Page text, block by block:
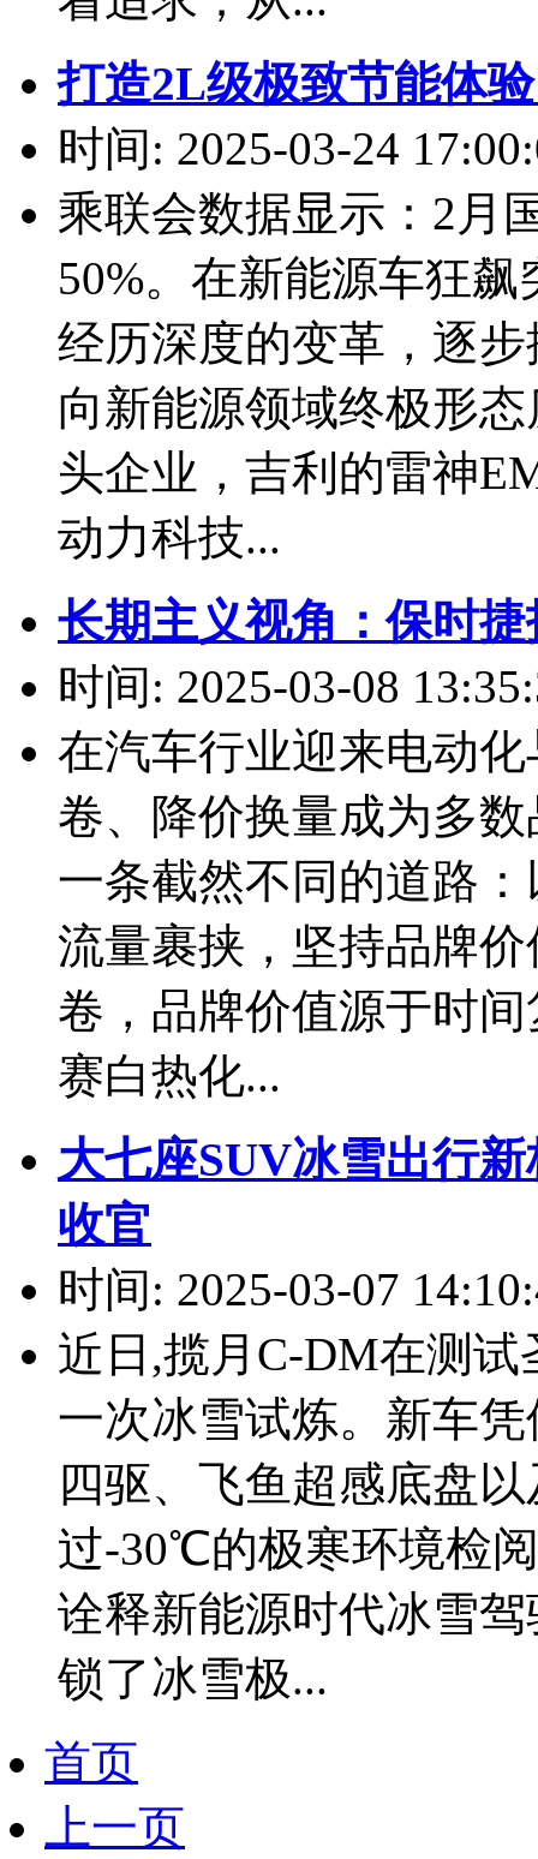
打造2L级极致节能体
时间: 2025-03-24
乘联会数据显示：2月
50%。在新能源车狂
经历深度的变革，逐
向新能源领域终极形
头企业，吉利的雷神
动力科技...
长期主义视角：保时
时间: 2025-03-08
在汽车行业迎来电动
卷、降价换量成为多
一条截然不同的道路
流量裹挟，坚持品牌
卷，品牌价值源于时
赛白热化...
大七座SUV冰雪出行
收官
时间: 2025-03-07
近日,揽月C-DM在测
一次冰雪试炼。新车
四驱、飞鱼超感底盘
过-30℃的极寒环境检
诠释新能源时代冰雪
锁了冰雪极...
首页
上一页